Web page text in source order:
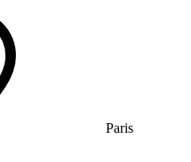
Paris